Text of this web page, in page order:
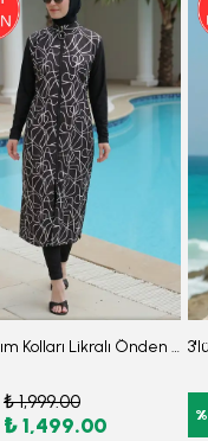
3'lü Takım Kolları Likralı Önden Fermuarlı Yırtmaçlı Maksi Burkini Tesettür Mayo D26
₺ 1,999.00
₺ 1,499.00 %